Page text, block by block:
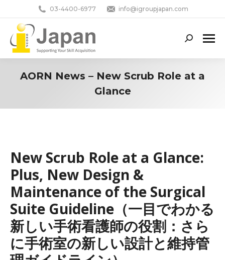
03-4400-6977 info@igroupjapan.com
Search:
AORN News – New Scrub Role at a
Glance
New Scrub Role at a Glance:
Plus, New Design &
Maintenance of the Surgical
Suite Guideline（一目でわかる
新しい手術看護師の役割：さら
に手術室の新しい設計と維持管